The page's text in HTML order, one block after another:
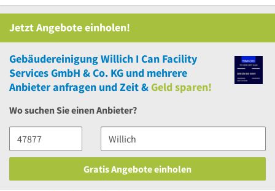
Jetzt Angebote einholen!
Gebäudereinigung Willich I Can Facility
Services GmbH & Co. KG und mehrere
Anbieter anfragen und Zeit &Geld sparen!
Wo suchen Sie einen Anbieter?
Gratis Angebote einholen